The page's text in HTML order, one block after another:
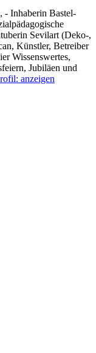
- Inhaberin Bastel-
Sevilart (Deko-,
Künstler, Betreiber
Wissenswertes,
Jubiläen und
anzeigen